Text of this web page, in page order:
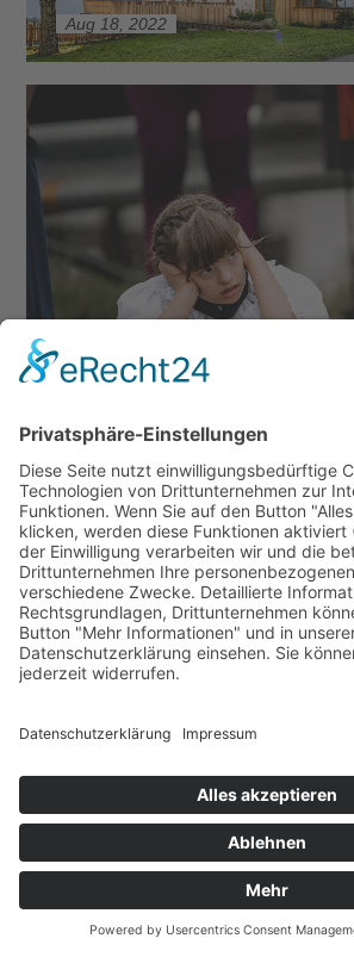
Aug 18, 2022
Maria Himmelfahrt
Aug 16, 2022